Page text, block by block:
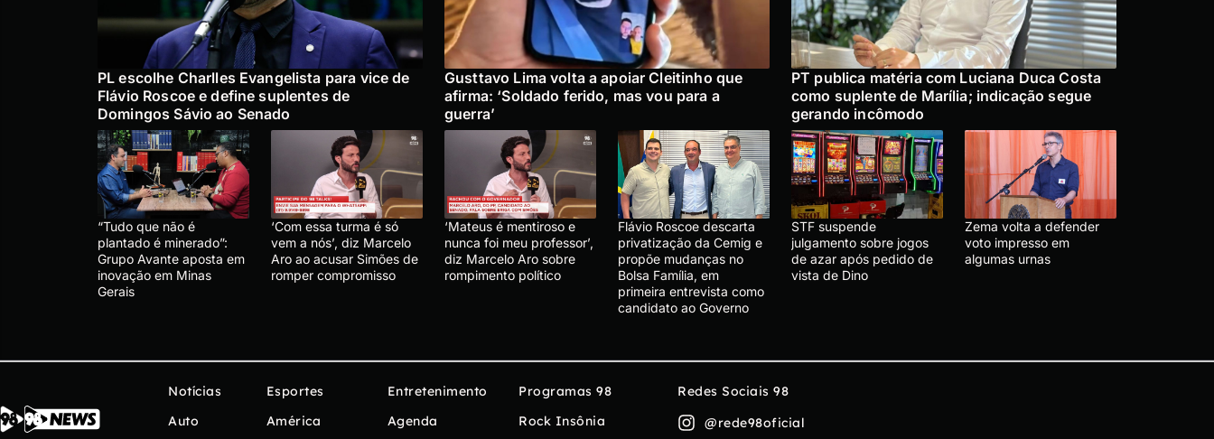
PL escolhe Charlles Evangelista para vice de
Flávio Roscoe e define suplentes de
Domingos Sávio ao Senado
Gusttavo Lima volta a apoiar Cleitinho que
afirma: ‘Soldado ferido, mas vou para a
guerra’
PT publica matéria com Luciana Duca Costa
como suplente de Marília; indicação segue
gerando incômodo
“Tudo que não é
plantado é minerado”:
Grupo Avante aposta em
inovação em Minas
Gerais
‘Com essa turma é só
vem a nós’, diz Marcelo
Aro ao acusar Simões de
romper compromisso
‘Mateus é mentiroso e
nunca foi meu professor’,
diz Marcelo Aro sobre
rompimento político
Flávio Roscoe descarta
privatização da Cemig e
propõe mudanças no
Bolsa Família, em
primeira entrevista como
candidato ao Governo
STF suspende
julgamento sobre jogos
de azar após pedido de
vista de Dino
Zema volta a defender
voto impresso em
algumas urnas
Notícias
Auto
Esportes
América
Entretenimento
Agenda
Programas 98
Rock Insônia
Redes Sociais 98
@rede98oficial